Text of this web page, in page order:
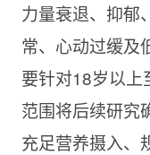
力量衰退、抑郁
常、心动过缓及
要针对18岁以上
范围将后续研究
充足营养摄入、